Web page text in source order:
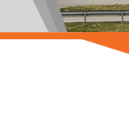
PrevNext